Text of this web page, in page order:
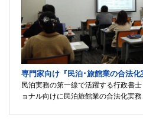
専門家向け『民泊･旅館業の合法化
民泊実務の第一線で活躍する行政書
ョナル向けに民泊旅館業の合法化実